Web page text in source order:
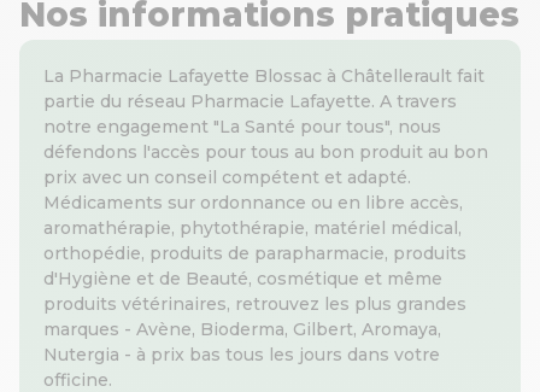
Nos informations pratiques
La Pharmacie Lafayette Blossac à Châtellerault fait
partie du réseau Pharmacie Lafayette. A travers
notre engagement "La Santé pour tous", nous
défendons l'accès pour tous au bon produit au bon
prix avec un conseil compétent et adapté.
Médicaments sur ordonnance ou en libre accès,
aromathérapie, phytothérapie, matériel médical,
orthopédie, produits de parapharmacie, produits
d'Hygiène et de Beauté, cosmétique et même
produits vétérinaires, retrouvez les plus grandes
marques - Avène, Bioderma, Gilbert, Aromaya,
Nutergia - à prix bas tous les jours dans votre
officine.